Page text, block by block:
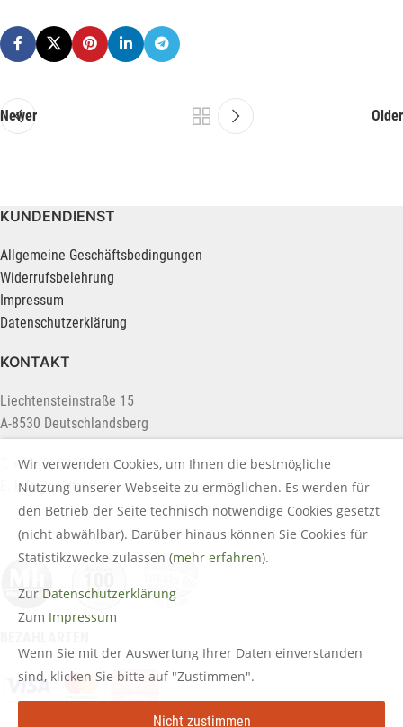
Newer Older
KUNDENDIENST
Allgemeine Geschäftsbedingungen
Widerrufsbelehrung
Impressum
Datenschutzerklärung
KONTAKT
Liechtensteinstraße 15
A-8530 Deutschlandsberg
T. +43 (0) 3462 2222
info@holztreff.at
Wir verwenden Cookies, um Ihnen die bestmögliche
Nutzung unserer Webseite zu ermöglichen. Es werden für
den Betrieb der Seite technisch notwendige Cookies gesetzt
(nicht abwählbar). Darüber hinaus können Sie Cookies für
Statistikzwecke zulassen (mehr erfahren).
Zur Datenschutzerklärung
Zum Impressum
Wenn Sie mit der Auswertung Ihrer Daten einverstanden
sind, klicken Sie bitte auf "Zustimmen".
Nicht zustimmen